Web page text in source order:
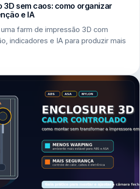
3D sem caos: como organizar
e IA
farm de impressão 3D com
indicadores e IA para produzir mais